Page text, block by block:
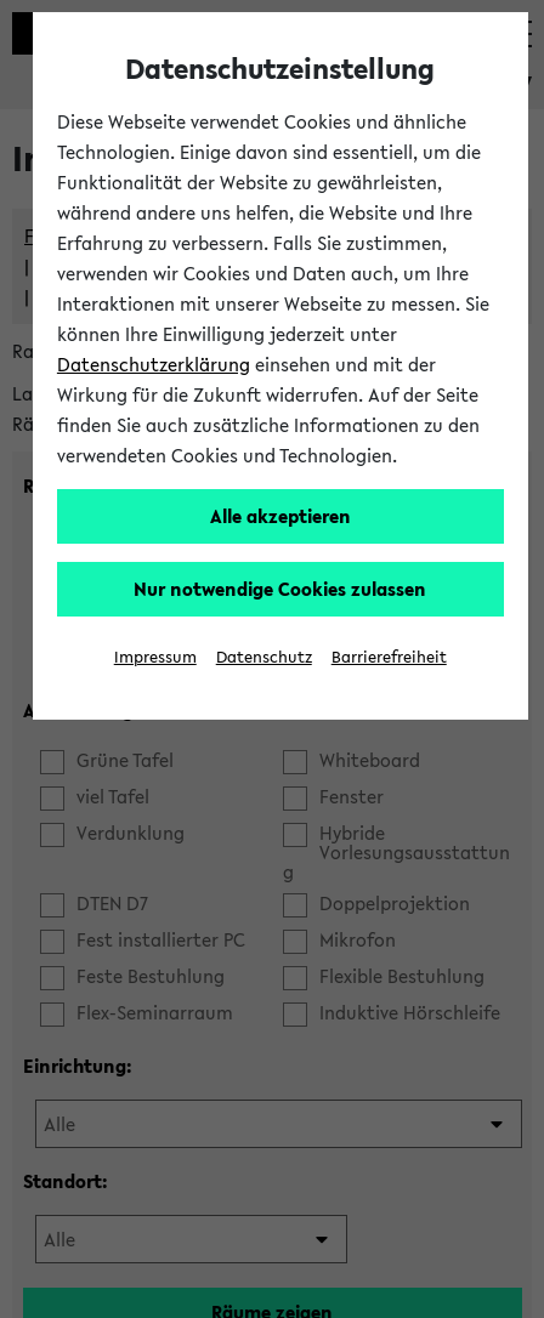
eKVV
Im eKVV verwaltete Räume
Freie Räume und Veranstaltungsüberschneidungen
Raumüberschneidungen
Hinweise der zentralen Raumvergabe
Raumanfragen:
raumvergabe@uni-bielefeld.de
Lassen Sie sich alle Räume anzeigen oder suchen Sie nach
Räumen mit bestimmten Eigenschaften:
Raumkriterien:
max. Plätze:
Ausstattung:
Grüne Tafel
Whiteboard
viel Tafel
Fenster
Verdunklung
Hybride
Vorlesungsausstattun
g
DTEN D7
Doppelprojektion
Fest installierter PC
Mikrofon
Feste Bestuhlung
Flexible Bestuhlung
Flex-Seminarraum
Induktive Hörschleife
Einrichtung:
Standort:
Datenschutzeinstellung
Diese Webseite verwendet Cookies und ähnliche
Technologien. Einige davon sind essentiell, um die
Funktionalität der Website zu gewährleisten,
während andere uns helfen, die Website und Ihre
Erfahrung zu verbessern. Falls Sie zustimmen,
verwenden wir Cookies und Daten auch, um Ihre
Interaktionen mit unserer Webseite zu messen. Sie
können Ihre Einwilligung jederzeit unter
Datenschutzerklärung einsehen und mit der
Wirkung für die Zukunft widerrufen. Auf der Seite
finden Sie auch zusätzliche Informationen zu den
verwendeten Cookies und Technologien.
Alle akzeptieren
Nur notwendige Cookies zulassen
Impressum Datenschutz Barrierefreiheit